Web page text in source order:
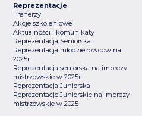
Reprezentacje
Trenerzy
Akcje szkoleniowe
Aktualności i komunikaty
Reprezentacja Seniorska
Reprezentacja młodzieżowców na
2025r.
Reprezentacja seniorska na imprezy
mistrzowskie w 2025r.
Reprezentacja Juniorska
Reprezentacje Juniorskie na imprezy
mistrzowskie w 2025